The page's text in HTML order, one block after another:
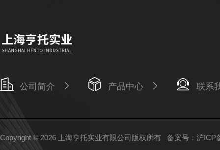
公司简介 产品中心 联系
Copyright © 2026 上海亨托实业有限公司版权所有 备案号：沪ICP